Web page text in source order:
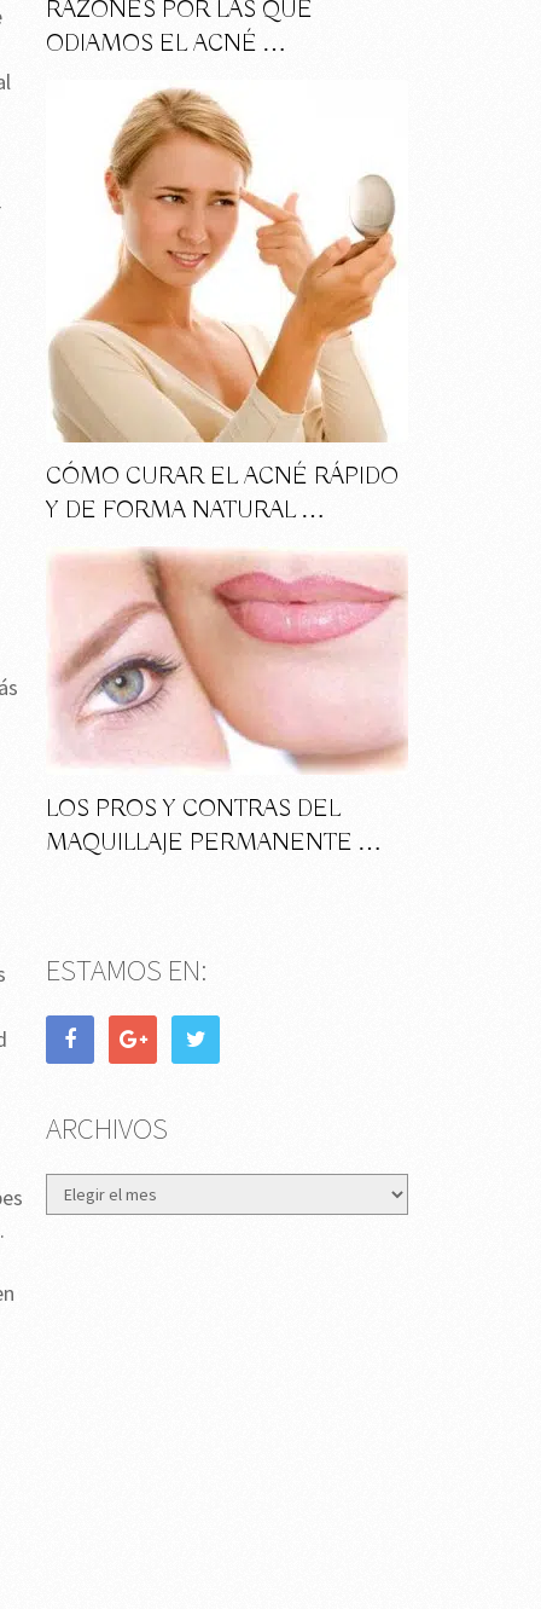
RAZONES POR LAS QUE
ODIAMOS EL ACNÉ …
CÓMO CURAR EL ACNÉ RÁPIDO
Y DE FORMA NATURAL …
LOS PROS Y CONTRAS DEL
MAQUILLAJE PERMANENTE …
ESTAMOS EN:
ARCHIVOS
Archivos